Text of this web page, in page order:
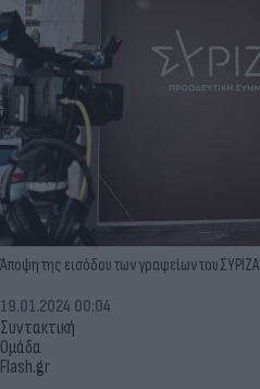
Άποψη της εισόδου των γραφείων του
Συντακτική
Ομάδα
Flash.gr
19.01.2024 00:04